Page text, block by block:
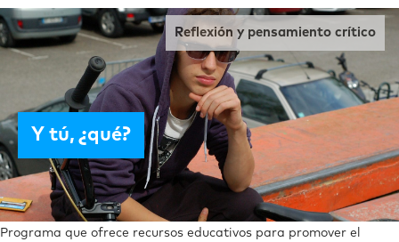
Y tú, ¿qué?
Reflexión y pensamiento crítico
Programa que ofrece recursos educativos para promover el